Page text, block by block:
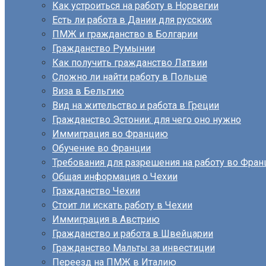
Как устроиться на работу в Норвегии
Есть ли работа в Дании для русских
ПМЖ и гражданство в Болгарии
Гражданство Румынии
Как получить гражданство Латвии
Сложно ли найти работу в Польше
Виза в Бельгию
Вид на жительство и работа в Греции
Гражданство Эстонии: для чего оно нужно
Иммиграция во Францию
Обучение во Франции
Требования для разрешения на работу во
Общая информация о Чехии
Гражданство Чехии
Стоит ли искать работу в Чехии
Иммиграция в Австрию
Гражданство и работа в Швейцарии
Гражданство Мальты за инвестиции
Переезд на ПМЖ в Италию